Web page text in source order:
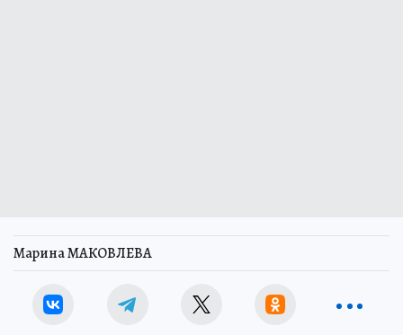
Марина МАКОВЛЕВА